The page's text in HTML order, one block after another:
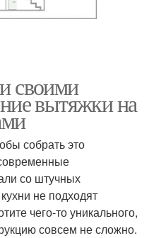
своими
вытяжки на
собрать это
со штучных
не подходят
чего-то уникального,
совсем не сложно.